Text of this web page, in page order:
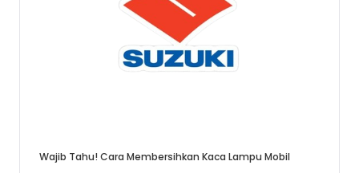
Wajib Tahu! Cara Membersihkan Kaca Lampu Mobil